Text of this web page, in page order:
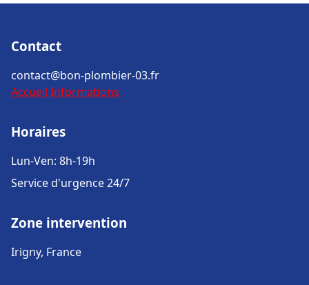
Contact
contact@bon-plombier-03.fr
Accueil Informations
Horaires
Lun-Ven: 8h-19h
Service d'urgence 24/7
Zone intervention
Irigny, France